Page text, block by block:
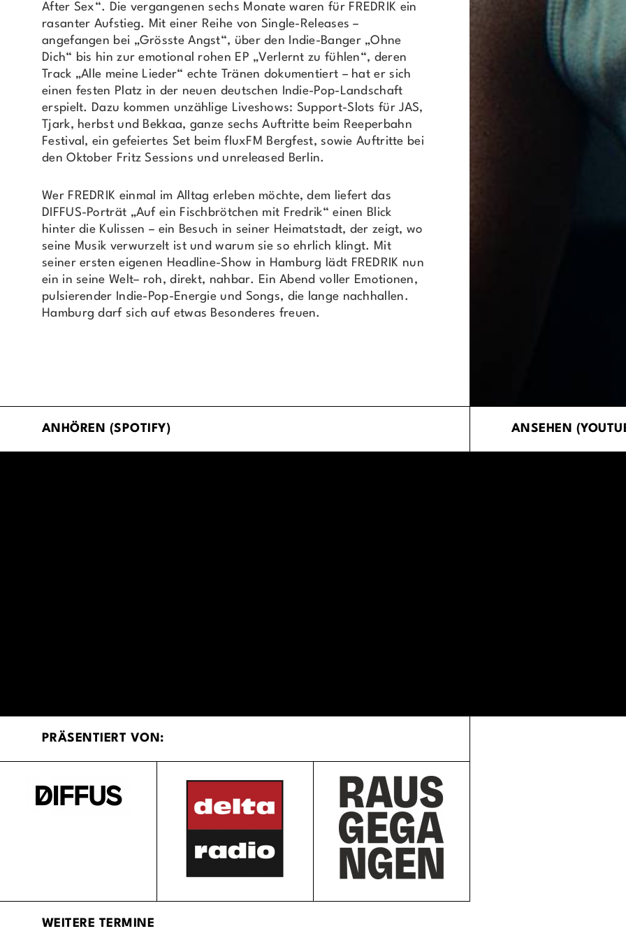
After Sex“. Die vergangenen sechs Monate waren für FREDRIK ein
rasanter Aufstieg. Mit einer Reihe von Single-Releases –
angefangen bei „Grösste Angst“, über den Indie-Banger „Ohne
Dich“ bis hin zur emotional rohen EP „Verlernt zu fühlen“, deren
Track „Alle meine Lieder“ echte Tränen dokumentiert – hat er sich
einen festen Platz in der neuen deutschen Indie-Pop-Landschaft
erspielt. Dazu kommen unzählige Liveshows: Support-Slots für JAS,
Tjark, herbst und Bekkaa, ganze sechs Auftritte beim Reeperbahn
Festival, ein gefeiertes Set beim fluxFM Bergfest, sowie Auftritte bei
den Oktober Fritz Sessions und unreleased Berlin.
Wer FREDRIK einmal im Alltag erleben möchte, dem liefert das
DIFFUS-Porträt „Auf ein Fischbrötchen mit Fredrik“ einen Blick
hinter die Kulissen – ein Besuch in seiner Heimatstadt, der zeigt, wo
seine Musik verwurzelt ist und warum sie so ehrlich klingt. Mit
seiner ersten eigenen Headline-Show in Hamburg lädt FREDRIK nun
ein in seine Welt– roh, direkt, nahbar. Ein Abend voller Emotionen,
pulsierender Indie-Pop-Energie und Songs, die lange nachhallen.
Hamburg darf sich auf etwas Besonderes freuen.
ANHÖREN (SPOTIFY) ANSEHEN
PRÄSENTIERT VON:
WEITERE TERMINE